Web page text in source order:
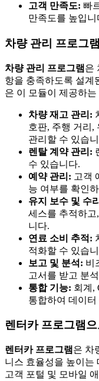
고객 만족도: 빠
만족도를 높입니
차량 관리 프로그
차량 관리 프로그램은
항을 충족하도록 설계
은 이 모듈이 제공하
차량 재고 관리:
호판, 주행 거리,
관리할 수 있습
렌탈 계약 관리:
수 있습니다.
예약 관리: 고객
능 여부를 확인
유지 보수 및 수
세스를 추적하
니다.
연료 소비 추적:
적화할 수 있습
보고 및 분석: 비
고서를 받고 분
통합 기능: 회계,
통합하여 데이
렌터카 프로그램
렌터카 프로그램은 차
니스 효율성을 높이는
고객 포털 및 모바일